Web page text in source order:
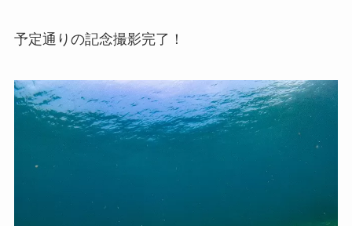
予定通りの記念撮影完了！